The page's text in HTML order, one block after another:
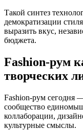
Такой синтез
демократизации
выразить вкус,
бюджета.
Fashion-рум
творческих
Fashion-рум сегодня
сообщество
коллаборации,
культурные смыслы.